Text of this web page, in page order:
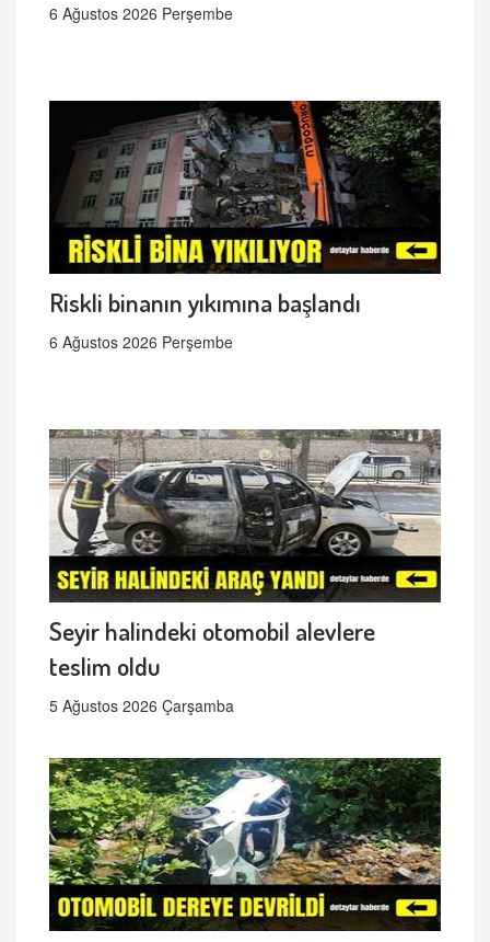
6 Ağustos 2026 Perşembe
Riskli binanın yıkımına başlandı
6 Ağustos 2026 Perşembe
Seyir halindeki otomobil alevlere
teslim oldu
5 Ağustos 2026 Çarşamba